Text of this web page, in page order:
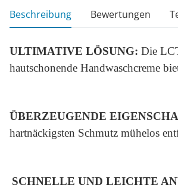
weitere Registerkarten anzeigen
Beschreibung Bewertungen
ULTIMATIVE LÖSUNG: Die
hautschonende Handwaschcreme
ÜBERZEUGENDE
hartnäckigsten Schmutz mühelos
SCHNELLE UND LEICHTE